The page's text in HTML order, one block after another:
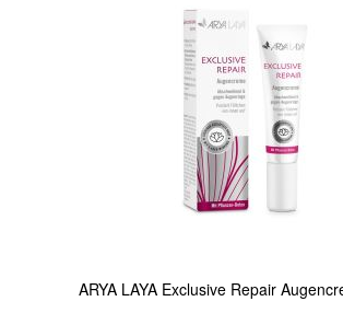
ARYA LAYA Exclusive Repair